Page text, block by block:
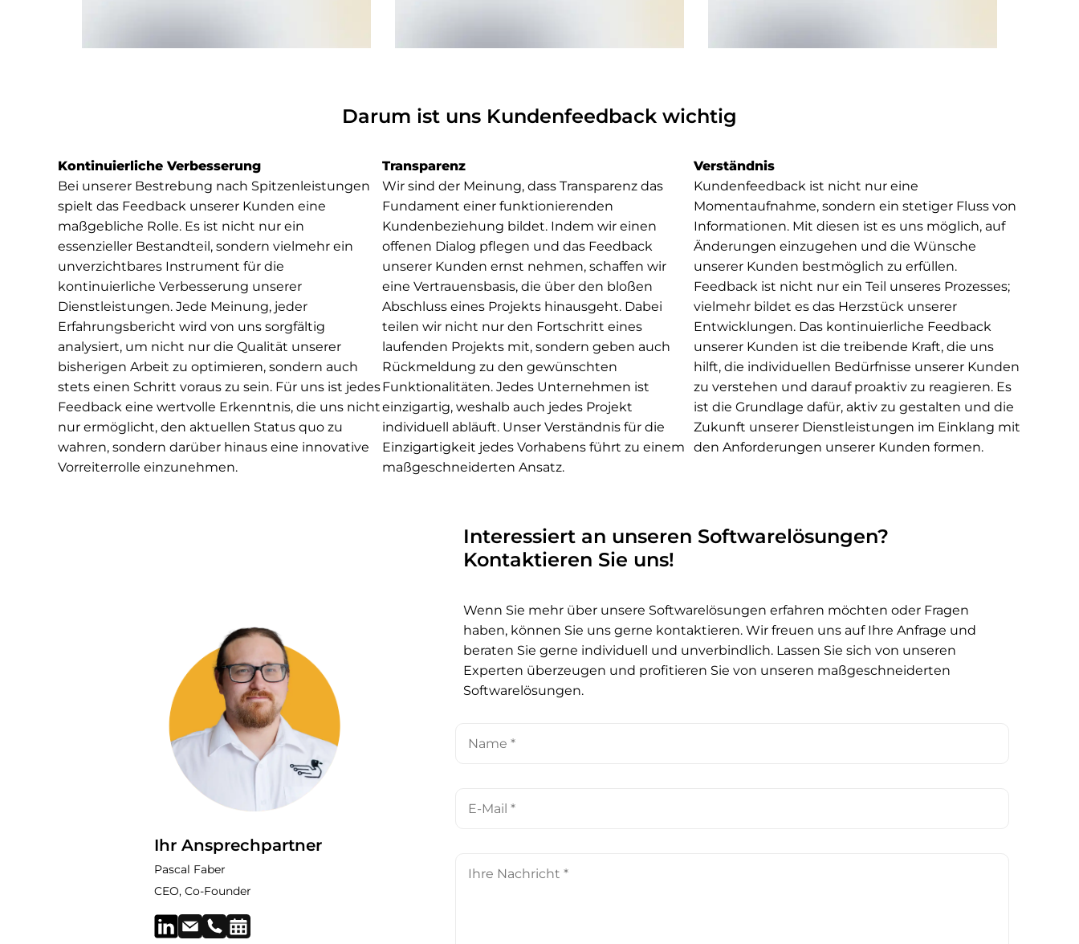
Darum ist uns Kundenfeedback wichtig
Kontinuierliche Verbesserung
Bei unserer Bestrebung nach Spitzenleistungen
spielt das Feedback unserer Kunden eine
maßgebliche Rolle. Es ist nicht nur ein
essenzieller Bestandteil, sondern vielmehr ein
unverzichtbares Instrument für die
kontinuierliche Verbesserung unserer
Dienstleistungen. Jede Meinung, jeder
Erfahrungsbericht wird von uns sorgfältig
analysiert, um nicht nur die Qualität unserer
bisherigen Arbeit zu optimieren, sondern auch
stets einen Schritt voraus zu sein. Für uns ist jedes
Feedback eine wertvolle Erkenntnis, die uns nicht
nur ermöglicht, den aktuellen Status quo zu
wahren, sondern darüber hinaus eine innovative
Vorreiterrolle einzunehmen.
Transparenz
Wir sind der Meinung, dass Transparenz das
Fundament einer funktionierenden
Kundenbeziehung bildet. Indem wir einen
offenen Dialog pflegen und das Feedback
unserer Kunden ernst nehmen, schaffen wir
eine Vertrauensbasis, die über den bloßen
Abschluss eines Projekts hinausgeht. Dabei
teilen wir nicht nur den Fortschritt eines
laufenden Projekts mit, sondern geben auch
Rückmeldung zu den gewünschten
Funktionalitäten. Jedes Unternehmen ist
einzigartig, weshalb auch jedes Projekt
individuell abläuft. Unser Verständnis für die
Einzigartigkeit jedes Vorhabens führt zu einem
maßgeschneiderten Ansatz.
Verständnis
Kundenfeedback ist nicht nur eine
Momentaufnahme, sondern ein stetiger Fluss von
Informationen. Mit diesen ist es uns möglich, auf
Änderungen einzugehen und die Wünsche
unserer Kunden bestmöglich zu erfüllen.
Feedback ist nicht nur ein Teil unseres Prozesses;
vielmehr bildet es das Herzstück unserer
Entwicklungen. Das kontinuierliche Feedback
unserer Kunden ist die treibende Kraft, die uns
hilft, die individuellen Bedürfnisse unserer Kunden
zu verstehen und darauf proaktiv zu reagieren. Es
ist die Grundlage dafür, aktiv zu gestalten und die
Zukunft unserer Dienstleistungen im Einklang mit
den Anforderungen unserer Kunden formen.
Ihr Ansprechpartner
Pascal Faber
CEO, Co-Founder
Interessiert an unseren Softwarelösungen?
Kontaktieren Sie uns!
Wenn Sie mehr über unsere Softwarelösungen erfahren möchten oder Fragen
haben, können Sie uns gerne kontaktieren. Wir freuen uns auf Ihre Anfrage und
beraten Sie gerne individuell und unverbindlich. Lassen Sie sich von unseren
Experten überzeugen und profitieren Sie von unseren maßgeschneiderten
Softwarelösungen.
Mail
Nachricht